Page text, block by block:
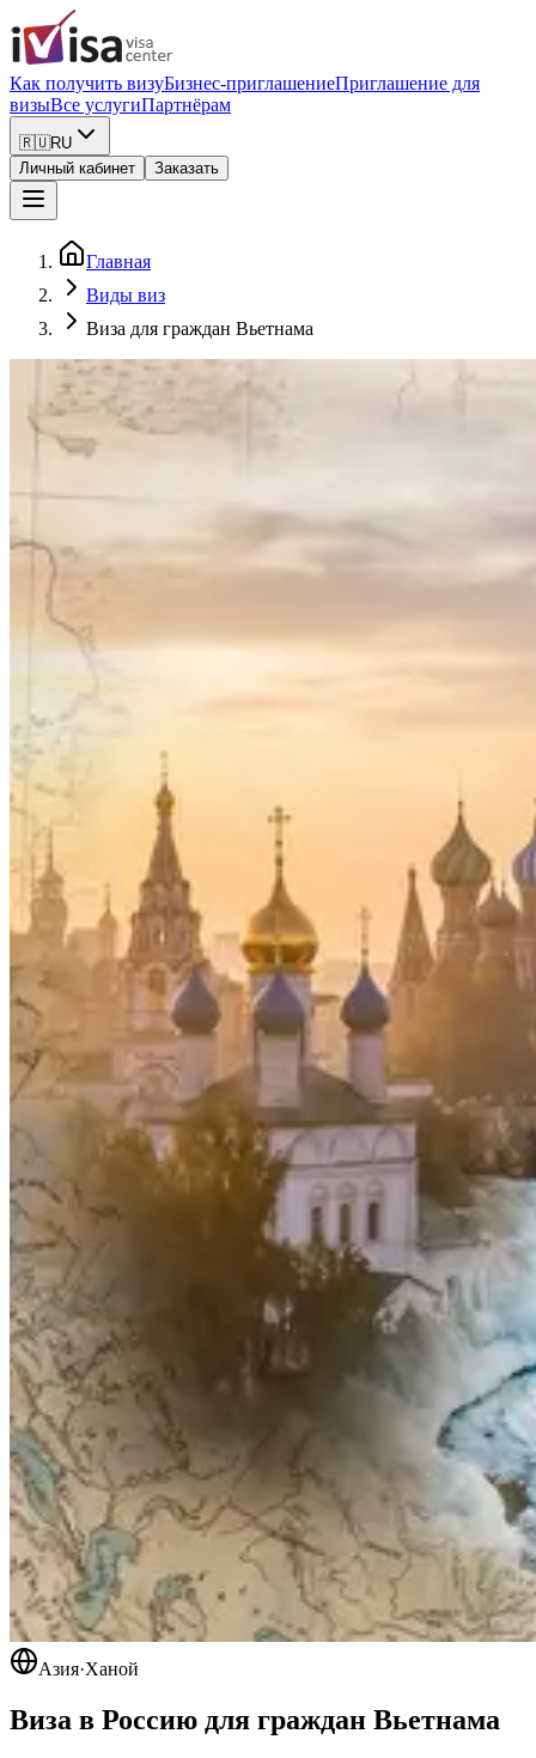
Как получить визуБизнес-приглашениеПриглашение для
визыВсе услугиПартнёрам
🇷🇺RU
Личный кабинет
Заказать
Главная
Виды виз
Виза для граждан Вьетнама
Азия·Ханой
Виза в Россию для граждан Вьетнама